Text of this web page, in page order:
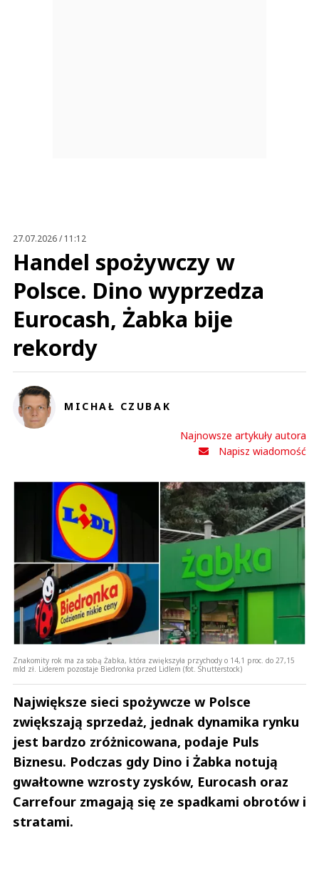
27.07.2026 / 11:12
Handel spożywczy w
Polsce. Dino wyprzedza
Eurocash, Żabka bije
rekordy
MICHAŁ CZUBAK
Najnowsze artykuły autora
Napisz wiadomość
Znakomity rok ma za sobą Żabka, która zwiększyła przychody o 14,1 proc. do 27,15
mld zł. Liderem pozostaje Biedronka przed Lidlem (fot. Shutterstock)
Największe sieci spożywcze w Polsce
zwiększają sprzedaż, jednak dynamika rynku
jest bardzo zróżnicowana, podaje Puls
Biznesu. Podczas gdy Dino i Żabka notują
gwałtowne wzrosty zysków, Eurocash oraz
Carrefour zmagają się ze spadkami obrotów i
stratami.